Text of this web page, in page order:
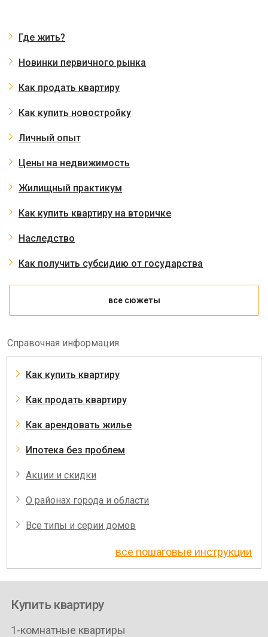
Где жить?
Новинки первичного рынка
Как продать квартиру
Как купить новостройку
Личный опыт
Цены на недвижимость
Жилищный практикум
Как купить квартиру на вторичке
Наследство
Как получить субсидию от государства
все сюжеты
Справочная информация
Как купить квартиру
Как продать квартиру
Как арендовать жилье
Ипотека без проблем
Акции и скидки
О районах города и области
Все типы и серии домов
все пошаговые инструкции
Купить квартиру
1-комнатные квартиры